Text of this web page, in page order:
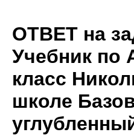
ОТВЕТ на
Учебник по
класс
школе